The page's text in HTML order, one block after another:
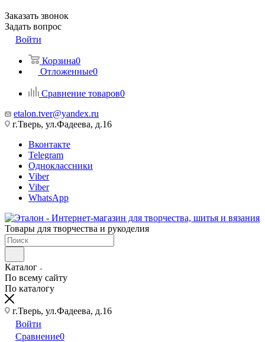
Заказать звонок
Задать вопрос
Войти
Корзина0
Отложенные0
Сравнение товаров0
etalon.tver@yandex.ru
г.Тверь, ул.Фадеева, д.16
Вконтакте
Telegram
Одноклассники
Viber
Viber
WhatsApp
Товары для творчества и рукоделия
Каталог
По всему сайту
По каталогу
г.Тверь, ул.Фадеева, д.16
Войти
Сравнение0